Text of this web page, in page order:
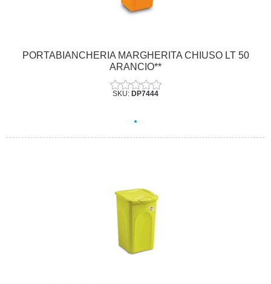
PORTABIANCHERIA MARGHERITA CHIUSO LT 50
ARANCIO**
SKU: DP7444